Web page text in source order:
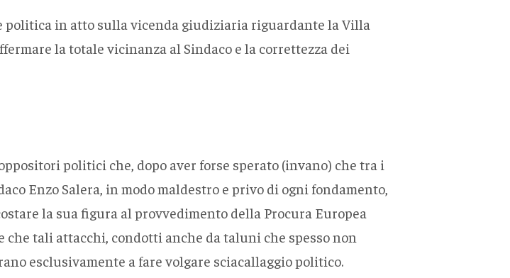
politica in atto sulla vicenda giudiziaria riguardante la Villa
la totale vicinanza al Sindaco e la correttezza dei
politici che, dopo aver forse sperato (invano) che tra i
Enzo Salera, in modo maldestro e privo di ogni fondamento,
la sua figura al provvedimento della Procura Europea
tali attacchi, condotti anche da taluni che spesso non
esclusivamente a fare volgare sciacallaggio politico.